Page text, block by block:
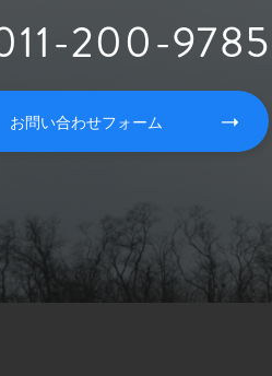
200-9785
お問い合わせフォーム